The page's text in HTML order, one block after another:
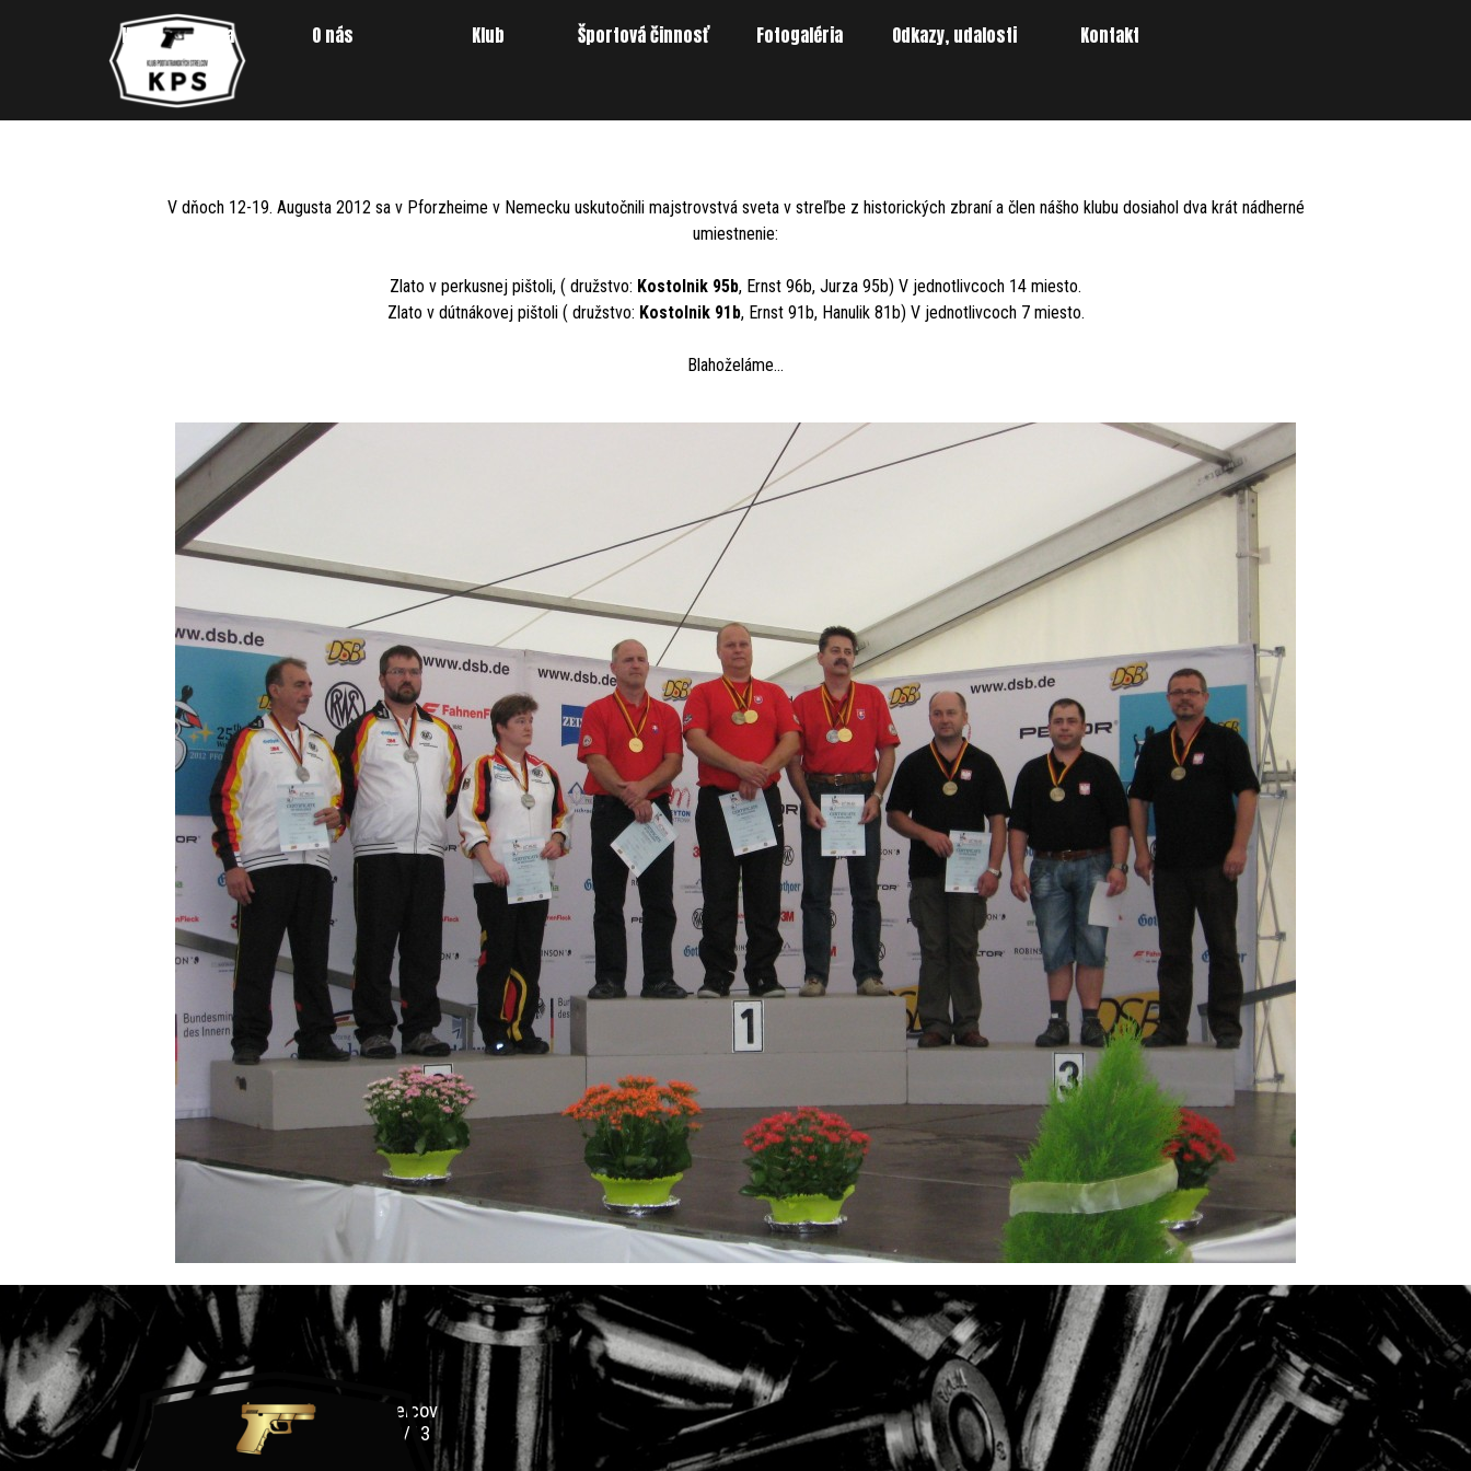
Preskočiť menu
Hlavná stránka O nás Klub ▼
Športová činnosť ▼
Fotogaléria Odkazy, udalosti ▼
Kontakt
V dňoch 12-19. Augusta 2012 sa v Pforzheime v Nemecku uskutočnili majstrovstvá sveta v streľbe z historických zbraní a člen nášho klubu dosiahol dva krát nádherné
umiestnenie:
Zlato v perkusnej pištoli, ( družstvo: Kostolnik 95b, Ernst 96b, Jurza 95b) V jednotlivcoch 14 miesto.
Zlato v dútnákovej pištoli ( družstvo: Kostolnik 91b, Ernst 91b, Hanulik 81b) V jednotlivcoch 7 miesto.
Blahoželáme...
Klub Podtatranských strelcov
Slovenského odboja 179/13